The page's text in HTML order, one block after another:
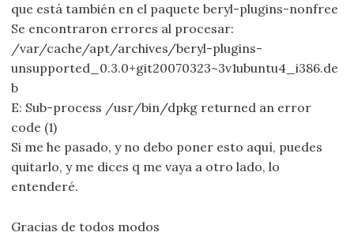
que está también en el paquete beryl-plugins-nonfree
Se encontraron errores al procesar:
/var/cache/apt/archives/beryl-plugins-
unsupported_0.3.0+git20070323~3v1ubuntu4_i386.de
b
E: Sub-process /usr/bin/dpkg returned an error
code (1)
Si me he pasado, y no debo poner esto aquí, puedes
quitarlo, y me dices q me vaya a otro lado, lo
entenderé.
Gracias de todos modos